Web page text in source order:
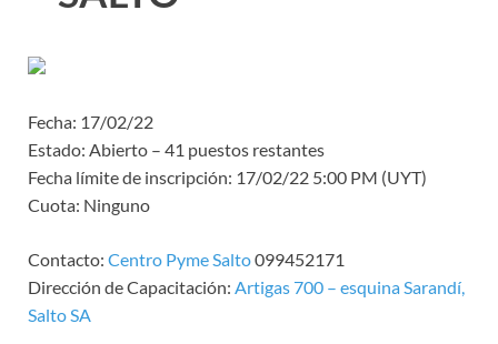
Fecha: 17/02/22
Estado: Abierto – 41 puestos restantes
Fecha límite de inscripción: 17/02/22 5:00 PM (UYT)
Cuota: Ninguno
Contacto: Centro Pyme Salto099452171
Dirección de Capacitación: Artigas 700 – esquina Sarandí,
Salto SA